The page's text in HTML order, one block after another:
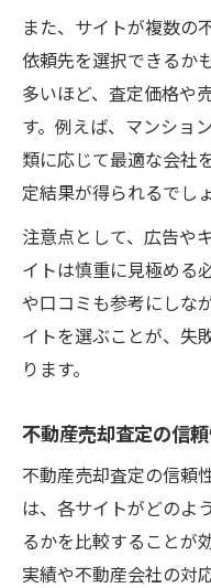
また、サイトが複数の
依頼先を選択できるか
多いほど、査定価格や
す。例えば、マンショ
類に応じて最適な会社
定結果が得られるでしょ
注意点として、広告や
イトは慎重に見極める
や口コミも参考にしな
イトを選ぶことが、失
ります。
不動産売却査定の信
不動産売却査定の信頼
は、各サイトがどのよ
るかを比較することが
実績や不動産会社の対